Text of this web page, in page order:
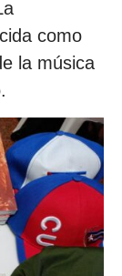
como
la música